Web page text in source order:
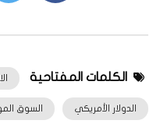
الكلمات المفتاحية
الدولار الأمريكي السوق